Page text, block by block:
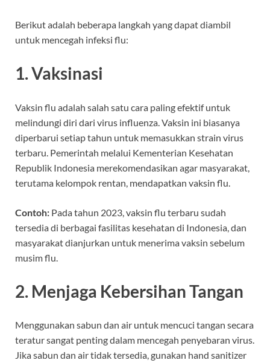
Berikut adalah beberapa langkah yang dapat diambil
untuk mencegah infeksi flu:
1. Vaksinasi
Vaksin flu adalah salah satu cara paling efektif untuk
melindungi diri dari virus influenza. Vaksin ini biasanya
diperbarui setiap tahun untuk memasukkan strain virus
terbaru. Pemerintah melalui Kementerian Kesehatan
Republik Indonesia merekomendasikan agar masyarakat,
terutama kelompok rentan, mendapatkan vaksin flu.
Contoh: Pada tahun 2023, vaksin flu terbaru sudah
tersedia di berbagai fasilitas kesehatan di Indonesia, dan
masyarakat dianjurkan untuk menerima vaksin sebelum
musim flu.
2. Menjaga Kebersihan Tangan
Menggunakan sabun dan air untuk mencuci tangan secara
teratur sangat penting dalam mencegah penyebaran virus.
Jika sabun dan air tidak tersedia, gunakan hand sanitizer